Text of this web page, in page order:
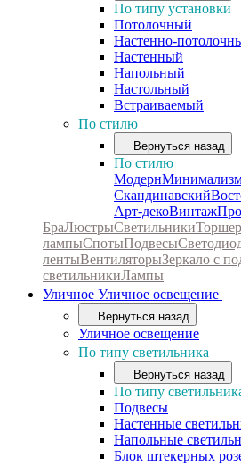
По типу установки
Потолочный
Настенно-
Настенный
Напольный
Настольный
Встраиваемый
По стилю
Вернуться назад
По стилю
Модерн
Скандинавский
Арт-декоВинтаж
БраЛюстрыСветильники
лампыСпотыПодвесы
лентыВентиляторыЗеркало с
светильникиЛампы
Уличное Уличное освещение
Вернуться назад
Уличное освещение
По типу светильника
Вернуться назад
По типу
Подвесы
Настенные
Напольные
Блок штекерных